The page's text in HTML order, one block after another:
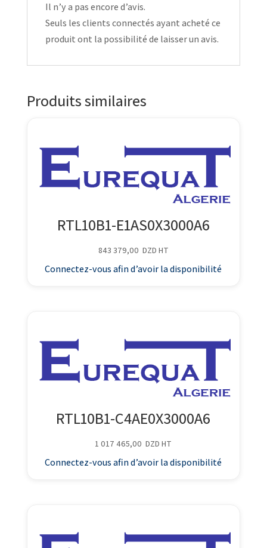
Il n’y a pas encore d’avis.
Seuls les clients connectés ayant acheté ce
produit ont la possibilité de laisser un avis.
Produits similaires
RTL10B1-E1AS0X3000A6
843 379,00 DZD HT
Connectez-vous afin d’avoir la disponibilité
RTL10B1-C4AE0X3000A6
1 017 465,00 DZD HT
Connectez-vous afin d’avoir la disponibilité